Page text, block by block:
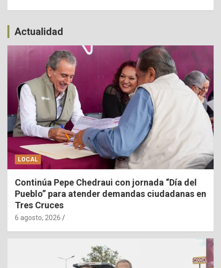
Actualidad
LOCAL
Continúa Pepe Chedraui con jornada “Día del
Pueblo” para atender demandas ciudadanas en
Tres Cruces
6 agosto, 2026